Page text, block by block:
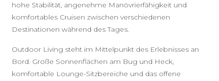
hohe Stabilität, angenehme Manövrierfähigkeit und
komfortables Cruisen zwischen verschiedenen
Destinationen während des Tages.
Outdoor Living steht im Mittelpunkt des Erlebnisses an
Bord. Große Sonnenflächen am Bug und Heck,
komfortable Lounge-Sitzbereiche und das offene